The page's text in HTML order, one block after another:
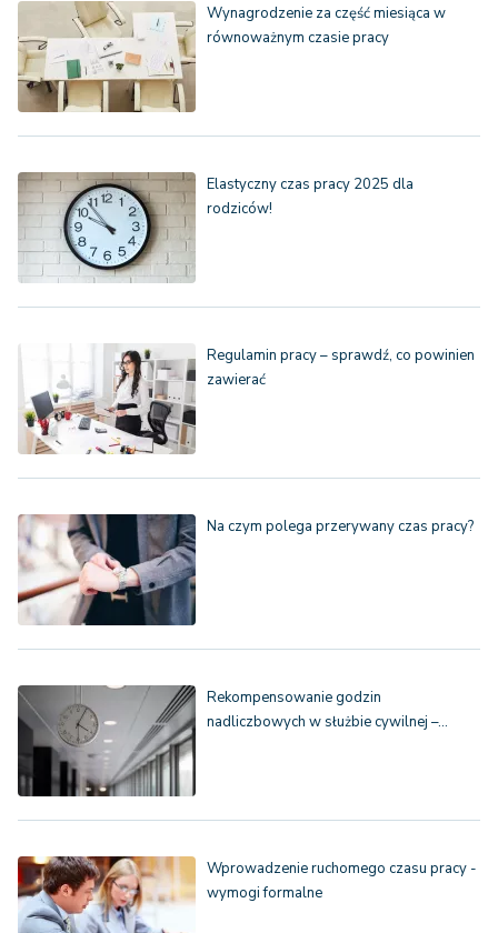
Wynagrodzenie za część miesiąca w
równoważnym czasie pracy
Elastyczny czas pracy 2025 dla
rodziców!
Regulamin pracy – sprawdź, co powinien
zawierać
Na czym polega przerywany czas pracy?
Rekompensowanie godzin
nadliczbowych w służbie cywilnej –…
Wprowadzenie ruchomego czasu pracy -
wymogi formalne